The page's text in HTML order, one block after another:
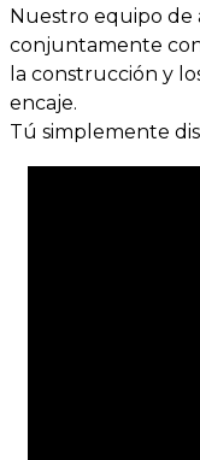
Nuestro equipo
conjuntamente
la construcción y
encaje.
Tú simplemente